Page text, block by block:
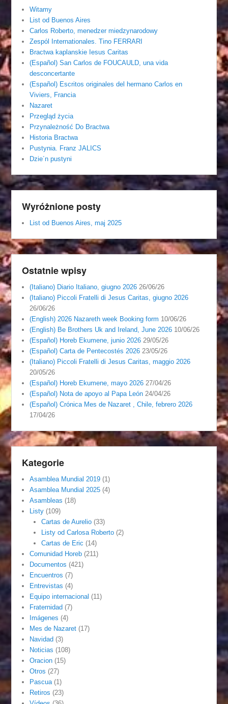
Witamy
List od Buenos Aires
Carlos Roberto, menedzer miedzynarodowy
Zespól Internationales. Tino FERRARI
Bractwa kaplanskie Iesus Caritas
(Español) San Carlos de FOUCAULD, una vida
desconcertante
(Español) Escritos originales del hermano Carlos en
Viviers, Francia
Nazaret
Przegląd życia
Przynależność Do Bractwa
Historia Bractwa
Pustynia. Franz JALICS
Dzie´n pustyni
Wyróżnione posty
List od Buenos Aires, maj 2025
Ostatnie wpisy
(Italiano) Diario Italiano, giugno 2026 26/06/26
(Italiano) Piccoli Fratelli di Jesus Caritas, giugno 2026
26/06/26
(English) 2026 Nazareth week Booking form 10/06/26
(English) Be Brothers Uk and Ireland, June 2026 10/06/26
(Español) Horeb Ekumene, junio 2026 29/05/26
(Español) Carta de Pentecostés 2026 23/05/26
(Italiano) Piccoli Fratelli di Jesus Caritas, maggio 2026
20/05/26
(Español) Horeb Ekumene, mayo 2026 27/04/26
(Español) Nota de apoyo al Papa León 24/04/26
(Español) Crónica Mes de Nazaret , Chile, febrero 2026
17/04/26
Kategorie
Asamblea Mundial 2019 (1)
Asamblea Mundial 2025 (4)
Asambleas (18)
Listy (109)
Cartas de Aurelio(33)
Listy od Carlosa Roberto(2)
Cartas de Eric (14)
Comunidad Horeb (211)
Documentos (421)
Encuentros (7)
Entrevistas (4)
Equipo internacional (11)
Fraternidad (7)
Imágenes (4)
Mes de Nazaret (17)
Navidad (3)
Noticias (108)
Oracion (15)
Otros (27)
Pascua (1)
Retiros (23)